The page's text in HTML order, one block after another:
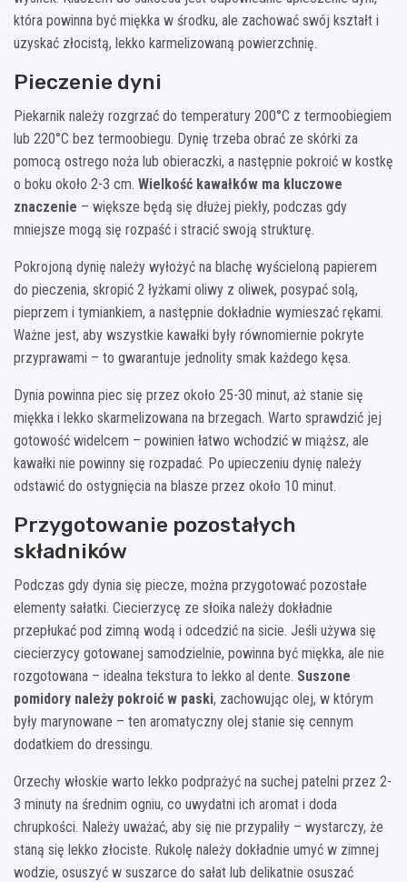
która powinna być miękka w środku, ale zachować swój kształt i
uzyskać złocistą, lekko karmelizowaną powierzchnię.
Pieczenie dyni
Piekarnik należy rozgrzać do temperatury 200°C z termoobiegiem
lub 220°C bez termoobiegu. Dynię trzeba obrać ze skórki za
pomocą ostrego noża lub obieraczki, a następnie pokroić w kostkę
o boku około 2-3 cm. Wielkość kawałków ma kluczowe
znaczenie – większe będą się dłużej piekły, podczas gdy
mniejsze mogą się rozpaść i stracić swoją strukturę.
Pokrojoną dynię należy wyłożyć na blachę wyścieloną papierem
do pieczenia, skropić 2 łyżkami oliwy z oliwek, posypać solą,
pieprzem i tymiankiem, a następnie dokładnie wymieszać rękami.
Ważne jest, aby wszystkie kawałki były równomiernie pokryte
przyprawami – to gwarantuje jednolity smak każdego kęsa.
Dynia powinna piec się przez około 25-30 minut, aż stanie się
miękka i lekko skarmelizowana na brzegach. Warto sprawdzić jej
gotowość widelcem – powinien łatwo wchodzić w miąższ, ale
kawałki nie powinny się rozpadać. Po upieczeniu dynię należy
odstawić do ostygnięcia na blasze przez około 10 minut.
Przygotowanie pozostałych
składników
Podczas gdy dynia się piecze, można przygotować pozostałe
elementy sałatki. Ciecierzycę ze słoika należy dokładnie
przepłukać pod zimną wodą i odcedzić na sicie. Jeśli używa się
ciecierzycy gotowanej samodzielnie, powinna być miękka, ale nie
rozgotowana – idealna tekstura to lekko al dente. Suszone
pomidory należy pokroić w paski, zachowując olej, w którym
były marynowane – ten aromatyczny olej stanie się cennym
dodatkiem do dressingu.
Orzechy włoskie warto lekko podprażyć na suchej patelni przez 2-
3 minuty na średnim ogniu, co uwydatni ich aromat i doda
chrupkości. Należy uważać, aby się nie przypaliły – wystarczy, że
staną się lekko złociste. Rukolę należy dokładnie umyć w zimnej
wodzie, osuszyć w suszarce do sałat lub delikatnie osuszać